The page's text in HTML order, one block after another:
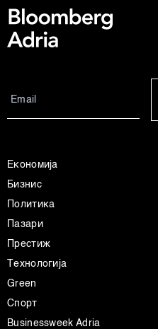
Економија
Бизнис
Политика
Пазари
Престиж
Технологија
Green
Спорт
Businessweek Adria